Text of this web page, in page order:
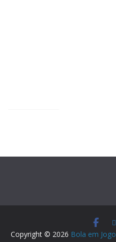
Copyright © 2026 Bola em Jogo